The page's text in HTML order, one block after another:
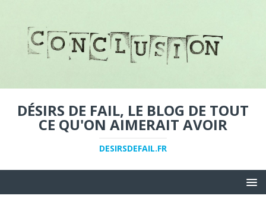
DÉSIRS DE FAIL, LE BLOG DE TOUT
CE QU'ON AIMERAIT AVOIR
DESIRSDEFAIL.FR